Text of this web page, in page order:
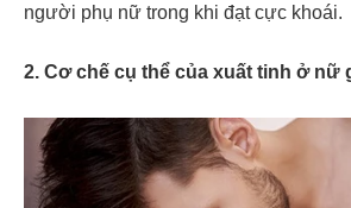
người phụ nữ trong khi đạt cực khoái.
2. Cơ chế cụ thể của xuất tinh ở nữ